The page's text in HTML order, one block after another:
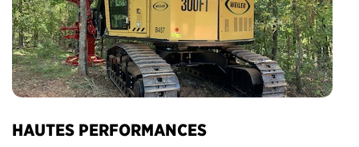
HAUTES PERFORMANCES